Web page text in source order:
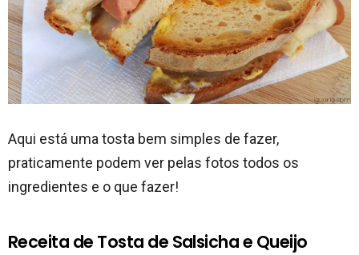
Aqui está uma tosta bem simples de fazer,
praticamente podem ver pelas fotos todos os
ingredientes e o que fazer!
Receita de Tosta de Salsicha e Queijo